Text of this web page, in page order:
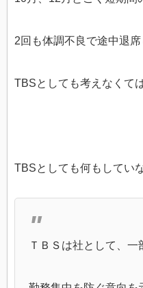
2回も体調不良で途中退席
TBSとしても考えなくて
TBSとしても何もしてい
ＴＢＳは社として、